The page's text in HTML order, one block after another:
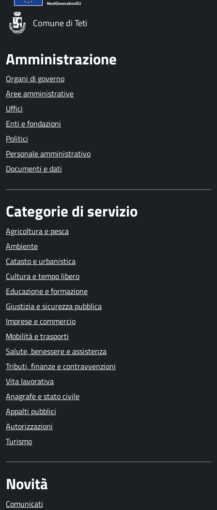
Comune di Teti
Amministrazione
Organi di governo
Aree amministrative
Uffici
Enti e fondazioni
Politici
Personale amministrativo
Documenti e dati
Categorie di servizio
Agricoltura e pesca
Ambiente
Catasto e urbanistica
Cultura e tempo libero
Educazione e formazione
Giustizia e sicurezza pubblica
Imprese e commercio
Mobilità e trasporti
Salute, benessere e assistenza
Tributi, finanze e contravvenzioni
Vita lavorativa
Anagrafe e stato civile
Appalti pubblici
Autorizzazioni
Turismo
Novità
Comunicati